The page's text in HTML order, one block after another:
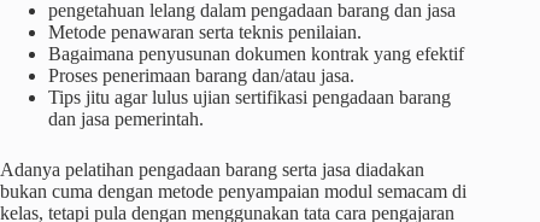
pengetahuan lelang dalam pengadaan barang dan jasa
Metode penawaran serta teknis penilaian.
Bagaimana penyusunan dokumen kontrak yang efektif
Proses penerimaan barang dan/atau jasa.
Tips jitu agar lulus ujian sertifikasi pengadaan barang
dan jasa pemerintah.
Adanya pelatihan pengadaan barang serta jasa diadakan
bukan cuma dengan metode penyampaian modul semacam di
kelas, tetapi pula dengan menggunakan tata cara pengajaran